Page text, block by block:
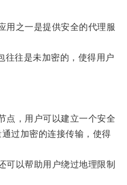
之一是提供安全的代理服
往是未加密的，使得用户
，用户可以建立一个安全
过加密的连接传输，使得
以帮助用户绕过地理限制